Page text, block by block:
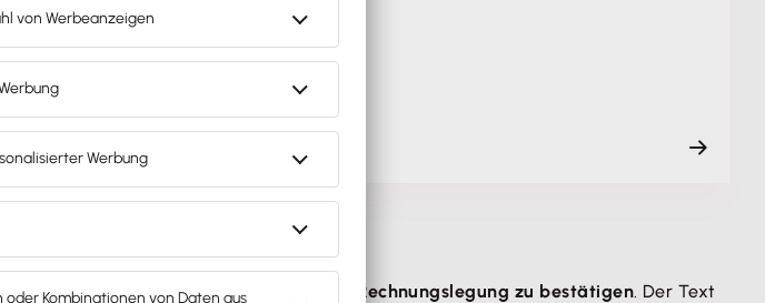
kein Termin!
dieGesetz- und Ordnungsmäßigkeit der Rechnungslegung zu bestätigen. Der Text